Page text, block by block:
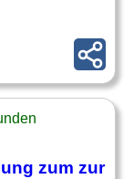
zum zur